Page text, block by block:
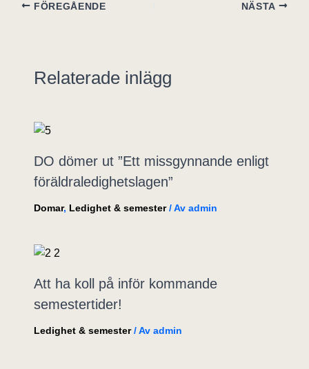
FÖREGÅENDE NÄSTA
Relaterade inlägg
DO dömer ut ”Ett missgynnande enligt
föräldraledighetslagen”
Domar, Ledighet & semester/ Av admin
Att ha koll på inför kommande
semestertider!
Ledighet & semester/ Av admin